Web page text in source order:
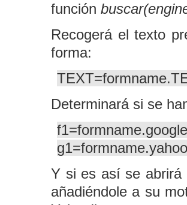
función
Recogerá el texto
forma:
Determinará si se
Y si es así se abrirá
añadiéndole a su